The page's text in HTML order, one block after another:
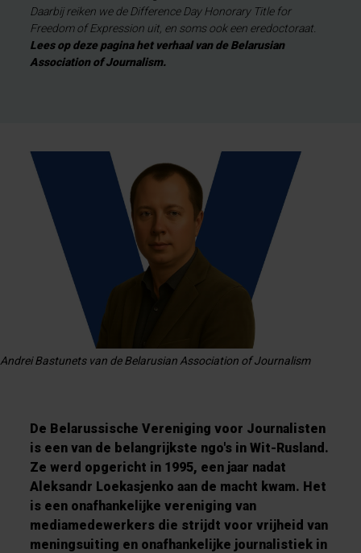
Daarbij reiken we de Difference Day Honorary Title for
Freedom of Expression uit, en soms ook een eredoctoraat.
Lees op deze pagina het verhaal van de Belarusian
Association of Journalism.
Andrei Bastunets van de Belarusian Association of Journalism
De Belarussische Vereniging voor Journalisten
is een van de belangrijkste ngo's in Wit-Rusland.
Ze werd opgericht in 1995, een jaar nadat
Aleksandr Loekasjenko aan de macht kwam. Het
is een onafhankelijke vereniging van
mediamedewerkers die strijdt voor vrijheid van
meningsuiting en onafhankelijke journalistiek in